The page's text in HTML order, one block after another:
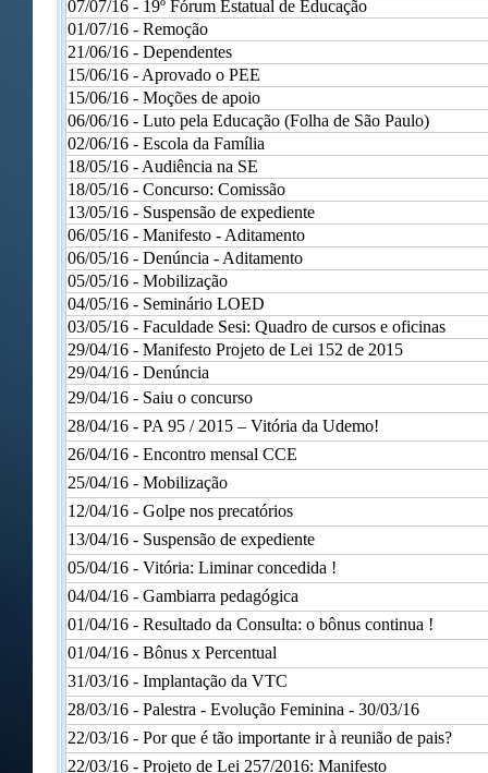
07/07/16 - 19º Fórum Estatual de Educação
01/07/16 - Remoção
21/06/16 - Dependentes
15/06/16 - Aprovado o PEE
15/06/16 - Moções de apoio
06/06/16 - Luto pela Educação (Folha de São Paulo)
02/06/16 - Escola da Família
18/05/16 - Audiência na SE
18/05/16 - Concurso: Comissão
13/05/16 - Suspensão de expediente
06/05/16 - Manifesto - Aditamento
06/05/16 - Denúncia - Aditamento
05/05/16 - Mobilização
04/05/16 - Seminário LOED
03/05/16 - Faculdade Sesi: Quadro de cursos e oficinas
29/04/16 - Manifesto Projeto de Lei 152 de 2015
29/04/16 - Denúncia
29/04/16 - Saiu o concurso
28/04/16 - PA 95 / 2015 – Vitória da Udemo!
26/04/16 - Encontro mensal CCE
25/04/16 - Mobilização
12/04/16 - Golpe nos precatórios
13/04/16 - Suspensão de expediente
05/04/16 - Vitória: Liminar concedida !
04/04/16 - Gambiarra pedagógica
01/04/16 - Resultado da Consulta: o bônus continua !
01/04/16 - Bônus x Percentual
31/03/16 - Implantação da VTC
28/03/16 - Palestra - Evolução Feminina - 30/03/16
22/03/16 - Por que é tão importante ir à reunião de pais?
22/03/16 - Projeto de Lei 257/2016: Manifesto